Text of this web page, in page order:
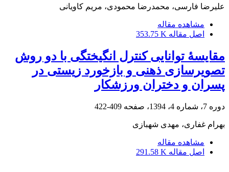
علیرضا فارسی، محمدرضا محمودی، مریم کاویانی
مشاهده مقاله
اصل مقاله 353.75 K
مقایسۀ توانایی کنترل انگیختگی با دو روش
تصویرسازی ذهنی و بازخورد زیستی در
پسران و دختران ورزشکار
دوره 7، شماره 4، 1394، صفحه 409-422
بهرام غفاری، مهدی شهبازی
مشاهده مقاله
اصل مقاله 291.58 K